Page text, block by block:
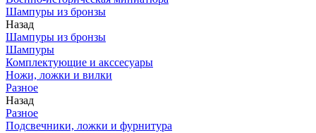
Шампуры из бронзы
Назад
Шампуры из бронзы
Шампуры
Комплектующие и акссесуары
Ножи, ложки и вилки
Разное
Назад
Разное
Подсвечники, ложки и фурнитура